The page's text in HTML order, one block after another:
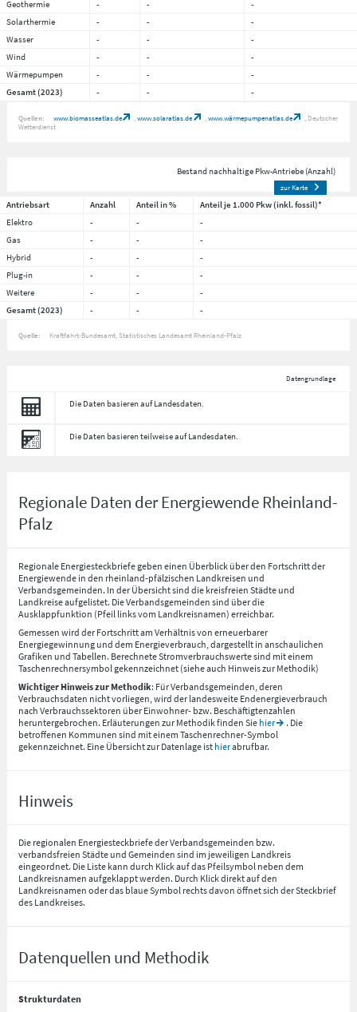
Geothermie
- -
-
Solarthermie
- -
-
Wasser
- -
-
Wind
- -
-
Wärmepumpen
- -
-
Gesamt (2023)
- - -
Quellen: www.biomasseatlas.de www.solaratlas.de www.wärmepumpenatlas.de
Deutscher
Wetterdienst
Bestand nachhaltige Pkw-Antriebe (Anzahl)
zur Karte
Antriebsart Anzahl Anteil in %
Anteil je 1.000 Pkw (inkl. fossil)*
Elektro
- -
-
Gas
- -
-
Hybrid
- -
-
Plug-in
- -
-
Weitere
- -
-
Gesamt (2023)
- - -
Quelle: Kraftfahrt-Bundesamt, Statistisches Landesamt Rheinland-Pfalz
Datengrundlage
Die Daten basieren auf Landesdaten.
Die Daten basieren teilweise auf Landesdaten.
Regionale Daten der Energiewende Rheinland-
Pfalz
Regionale Energiesteckbriefe geben einen Überblick über den Fortschritt der
Energiewende in den rheinland-pfälzischen Landkreisen und
Verbandsgemeinden. In der Übersicht sind die kreisfreien Städte und
Landkreise aufgelistet. Die Verbandsgemeinden sind über die
Ausklappfunktion (Pfeil links vom Landkreisnamen) erreichbar.
Gemessen wird der Fortschritt am Verhältnis von erneuerbarer
Energiegewinnung und dem Energieverbrauch, dargestellt in anschaulichen
Grafiken und Tabellen. Berechnete Stromverbrauchswerte sind mit einem
Taschenrechnersymbol gekennzeichnet (siehe auch Hinweis zur Methodik)
Wichtiger Hinweis zur Methodik: Für Verbandsgemeinden, deren
Verbrauchsdaten nicht vorliegen, wird der landesweite Endenergieverbrauch
nach Verbrauchssektoren über Einwohner- bzw. Beschäftigtenzahlen
heruntergebrochen. Erläuterungen zur Methodik finden Sie hier
. Die
betroffenen Kommunen sind mit einem Taschenrechner-Symbol
gekennzeichnet. Eine Übersicht zur Datenlage ist hierabrufbar.
Hinweis
Die regionalen Energiesteckbriefe der Verbandsgemeinden bzw.
verbandsfreien Städte und Gemeinden sind im jeweiligen Landkreis
eingeordnet. Die Liste kann durch Klick auf das Pfeilsymbol neben dem
Landkreisnamen aufgeklappt werden. Durch Klick direkt auf den
Landkreisnamen oder das blaue Symbol rechts davon öffnet sich der Steckbrief
des Landkreises.
Datenquellen und Methodik
Strukturdaten